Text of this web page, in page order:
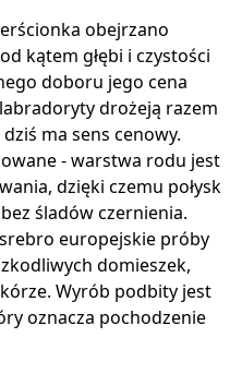
obejrzano
kątem głębi i czystości
doboru jego cena
drożeją razem
ma sens cenowy.
- warstwa rodu jest
dzięki czemu połysk
śladów czernienia.
europejskie próby
domieszek,
Wyrób podbity jest
oznacza pochodzenie